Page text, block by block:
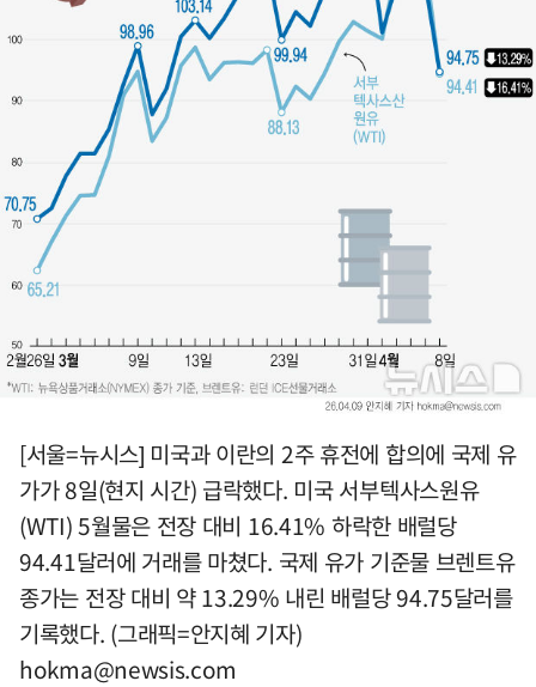
[서울=뉴시스] 미국과 이란의 2주 휴전에 합의에 국제 유
가가 8일(현지 시간) 급락했다. 미국 서부텍사스원유
(WTI) 5월물은 전장 대비 16.41% 하락한 배럴당
94.41달러에 거래를 마쳤다. 국제 유가 기준물 브렌트유
종가는 전장 대비 약 13.29% 내린 배럴당 94.75달러를
기록했다. (그래픽=안지혜 기자)
hokma@newsis.com